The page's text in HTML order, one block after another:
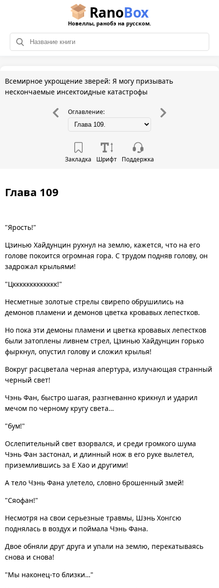
RanoBox
Новеллы, ранобэ на русском.
Всемирное укрощение зверей: Я могу призывать
нескончаемые инсектоидные катастрофы
Оглавление:
Закладка Шрифт Поддержка
Глава 109
"Ярость!"
Цзинью Хайдунцин рухнул на землю, кажется, что на его
голове покоится огромная гора. С трудом подняв голову, он
задрожал крыльями!
"Цккккккккккккк!"
Несметные золотые стрелы свирепо обрушились на
демонов пламени и демонов цветка кровавых лепестков.
Но пока эти демоны пламени и цветка кровавых лепестков
были затоплены ливнем стрел, Цзинью Хайдунцин горько
фыркнул, опустил голову и сложил крылья!
Вокруг расцветала черная апертура, излучающая странный
черный свет!
Чэнь Фан, быстро шагая, разгневанно крикнул и ударил
мечом по черному кругу света…
"бум!"
Ослепительный свет взорвался, и среди громкого шума
Чэнь Фан застонал, и длинный нож в его руке вылетел,
приземлившись за Е Хао и другими!
А тело Чэнь Фана улетело, словно брошенный змей!
"Сяофан!"
Несмотря на свои серьезные травмы, Шэнь Хонгсю
поднялась в воздух и поймала Чэнь Фана.
Двое обняли друг друга и упали на землю, перекатываясь
снова и снова!
"Мы наконец-то близки…"